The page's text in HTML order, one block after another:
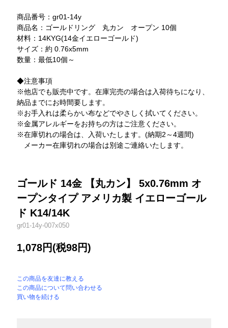
商品番号：gr01-14y
商品名：ゴールドリング 丸カン オープン 10個
材料：14KYG(14金イエローゴールド)
サイズ：約 0.76x5mm
数量：最低10個～
◆注意事項
※他店でも販売中です。在庫完売の場合は入荷待ちになり、
納品までにお時間要します。
※お手入れは柔らかい布などでやさしく拭いてください。
※金属アレルギーをお持ちの方はご注意ください。
※在庫切れの場合は、入荷いたします。(納期2～4週間)
メーカー在庫切れの場合は別途ご連絡いたします。
ゴールド 14金 【丸カン】 5x0.76mm オ
ープンタイプ アメリカ製 イエローゴール
ド K14/14K
gr01-14y-007x050
1,078円(税98円)
この商品を友達に教える
この商品について問い合わせる
買い物を続ける